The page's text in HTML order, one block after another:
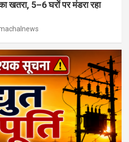
खतरा, 5–6 घरों पर मंडरा रहा